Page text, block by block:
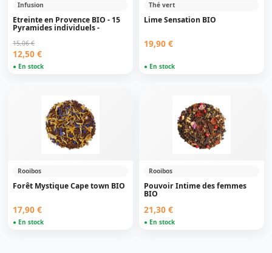
Infusion
Etreinte en Provence BIO - 15
Pyramides individuels -
15,06 €
12,50 €
● En stock
Thé vert
Lime Sensation BIO
19,90 €
● En stock
Rooibos
Forêt Mystique Cape town BIO
17,90 €
● En stock
Rooibos
Pouvoir Intime des femmes
BIO
21,30 €
● En stock